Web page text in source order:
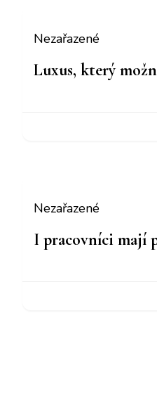
Nezařazené
Luxus, který
Nezařazené
I pracovníci mají